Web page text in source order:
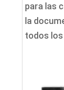
para las
la
todos